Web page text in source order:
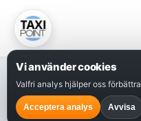
⭐Populärt val i
service och
Vi använder cookies
Valfri analys hjälper oss
Acceptera analys Avvisa